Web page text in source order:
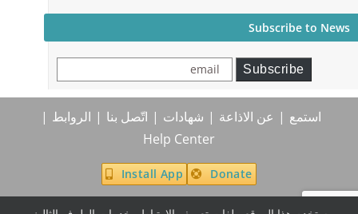
Subscribe to News
Subscribe
استمع عن الاذاعة شهادات اتّصل بنا
الروابط
Help Center
Donate
Install App